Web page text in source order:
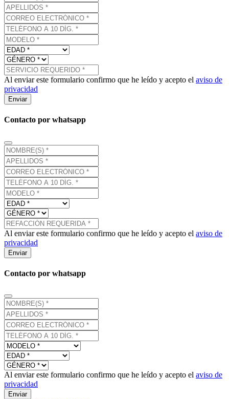
Al enviar este formulario confirmo que he leído y acepto el aviso de
privacidad
Enviar
Contacto por whatsapp
Al enviar este formulario confirmo que he leído y acepto el aviso de
privacidad
Enviar
Contacto por whatsapp
Al enviar este formulario confirmo que he leído y acepto el aviso de
privacidad
Enviar